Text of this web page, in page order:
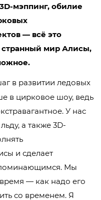
D-мэппинг, обилие
— всё это
мир Алисы,
в развитии ледовых
в цирковое шоу, ведь
У нас
а также 3D-
и сделает
Мы
— как надо его
со временем. Я